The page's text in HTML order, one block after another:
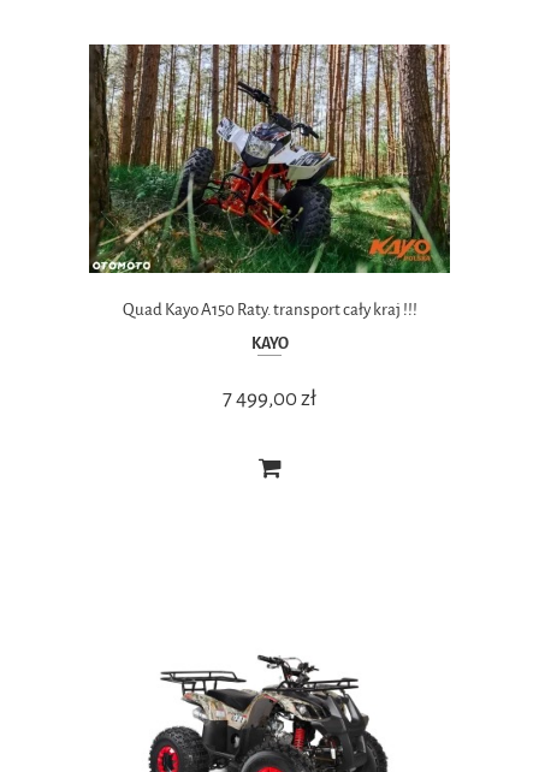
Quad Kayo A150 Raty. transport cały kraj !!!
KAYO
7 499,00 zł